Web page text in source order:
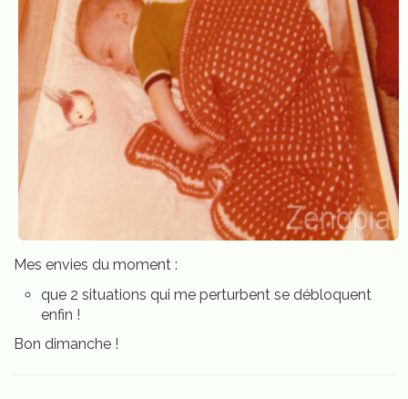
Mes envies du moment :
que 2 situations qui me perturbent se débloquent
enfin !
Bon dimanche !